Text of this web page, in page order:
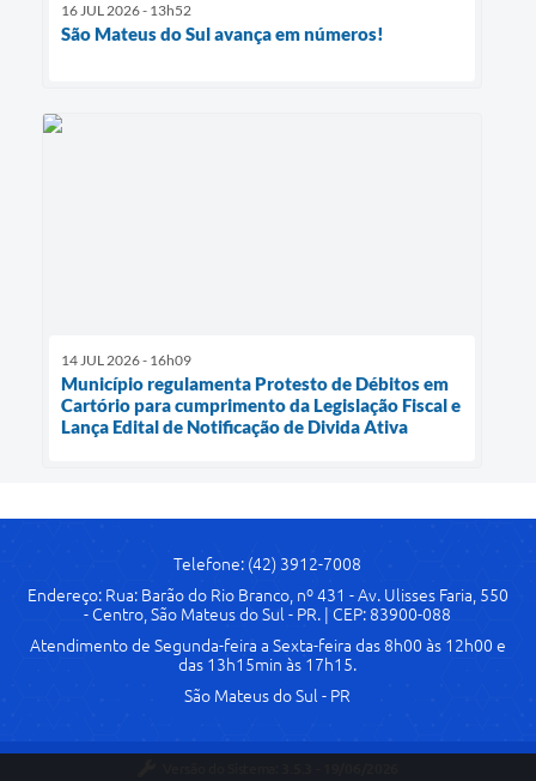
16 JUL 2026 - 13h52
São Mateus do Sul avança em números!
14 JUL 2026 - 16h09
Município regulamenta Protesto de Débitos em
Cartório para cumprimento da Legislação Fiscal e
Lança Edital de Notificação de Divida Ativa
Telefone: (42) 3912-7008
Endereço: Rua: Barão do Rio Branco, nº 431 - Av. Ulisses Faria, 550
- Centro, São Mateus do Sul - PR. | CEP: 83900-088
Atendimento de Segunda-feira a Sexta-feira das 8h00 às 12h00 e
das 13h15min às 17h15.
São Mateus do Sul - PR